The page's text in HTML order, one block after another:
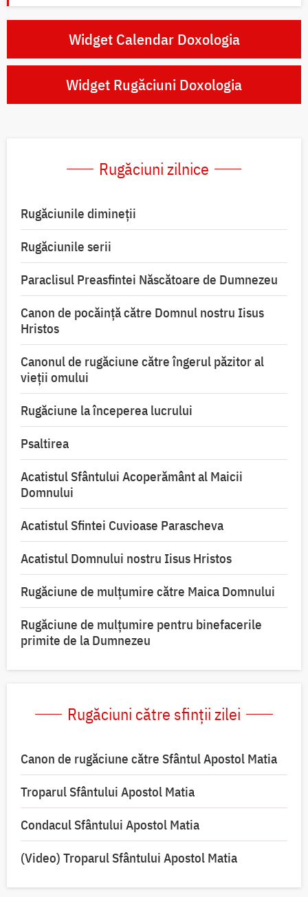
Widget Calendar Doxologia
Widget Rugăciuni Doxologia
Rugăciuni zilnice
Rugăciunile dimineții
Rugăciunile serii
Paraclisul Preasfintei Născătoare de Dumnezeu
Canon de pocăință către Domnul nostru Iisus
Hristos
Canonul de rugăciune către îngerul păzitor al
vieții omului
Rugăciune la începerea lucrului
Psaltirea
Acatistul Sfântului Acoperământ al Maicii
Domnului
Acatistul Sfintei Cuvioase Parascheva
Acatistul Domnului nostru Iisus Hristos
Rugăciune de mulţumire către Maica Domnului
Rugăciune de mulțumire pentru binefacerile
primite de la Dumnezeu
Rugăciuni către sfinții zilei
Canon de rugăciune către Sfântul Apostol Matia
Troparul Sfântului Apostol Matia
Condacul Sfântului Apostol Matia
(Video) Troparul Sfântului Apostol Matia